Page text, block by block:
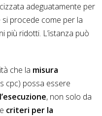
adeguatamente per
procede come per la
più ridotti. L’istanza può
che la misura
cpc) possa essere
, non solo da
criteri per la